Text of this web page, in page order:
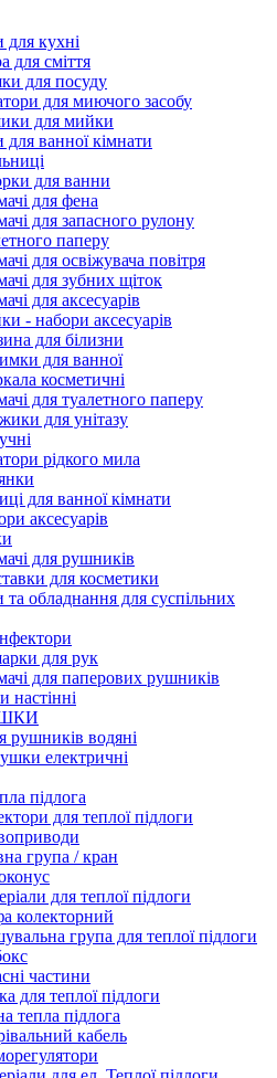
для кухні
для сміття
для посуду
для миючого засобу
для мийки
для ванної кімнати
для ванни
для фена
для запасного рулону
паперу
для освіжувача повітря
для зубних щіток
для аксесуарів
- набори аксесуарів
для білизни
для ванної
косметичні
для туалетного паперу
для унітазу
рідкого мила
для ванної кімнати
аксесуарів
для рушників
для косметики
та обладнання для суспільних
для рук
для паперових рушників
настінні
рушників водяні
електричні
підлога
для теплої підлоги
група / кран
для теплої підлоги
колекторний
група для теплої підлоги
частини
для теплої підлоги
тепла підлога
кабель